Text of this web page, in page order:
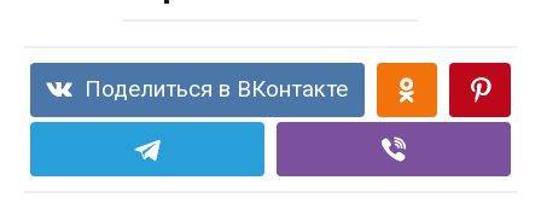
Поделиться в ВКонтакте